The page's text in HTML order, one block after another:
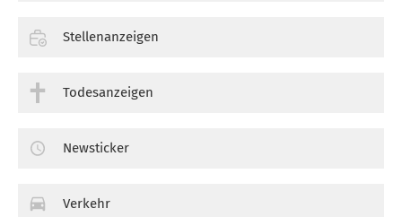
Stellenanzeigen
Todesanzeigen
Newsticker
Verkehr